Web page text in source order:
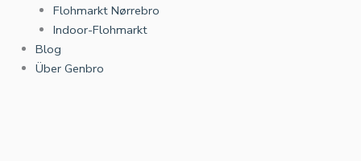
Flohmarkt Nørrebro
Indoor-Flohmarkt
Blog
Über Genbro